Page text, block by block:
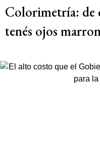
Colorimetría: de
tenés ojos